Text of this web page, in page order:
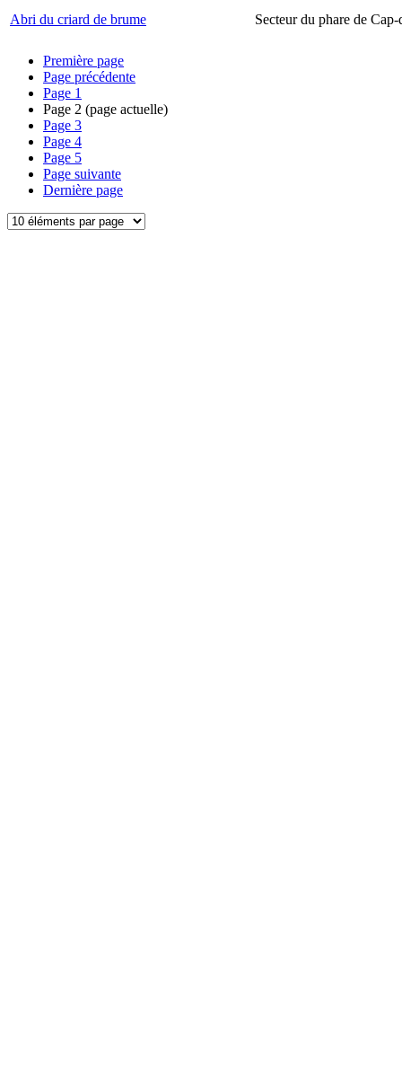
Abri du criard de brume
Secteur du phare de Cap-
Première page
Page précédente
Page 1
Page 2 (page actuelle)
Page 3
Page 4
Page 5
Page suivante
Dernière page